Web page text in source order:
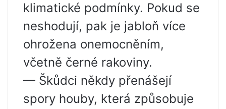
klimatické podmínky. Pokud se
neshodují, pak je jabloň více
ohrožena onemocněním,
včetně černé rakoviny.
— Škůdci někdy přenášejí
spory houby, která způsobuje